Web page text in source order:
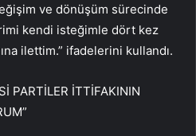
ve dönüşüm sürecinde
kendi isteğimle dört kez
ilettim.” ifadelerini kullandı.
PARTİLER İTTİFAKININ